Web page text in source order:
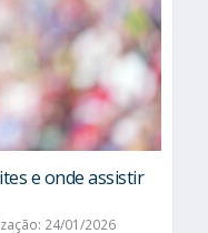
e onde assistir
24/01/2026